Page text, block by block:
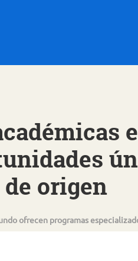
origen
ofrecen programas